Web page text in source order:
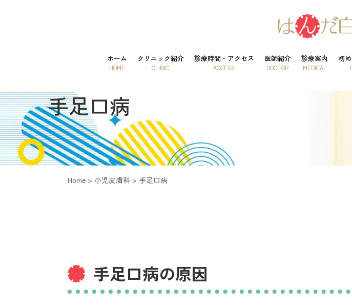
ホーム
HOME
クリニック紹介
CLINIC
診療時間・アクセス
ACCESS
医師紹介
DOCTOR
診療案内
MEDICAL
初
手足口病
Home > 小児皮膚科 > 手足口病
手足口病の原因